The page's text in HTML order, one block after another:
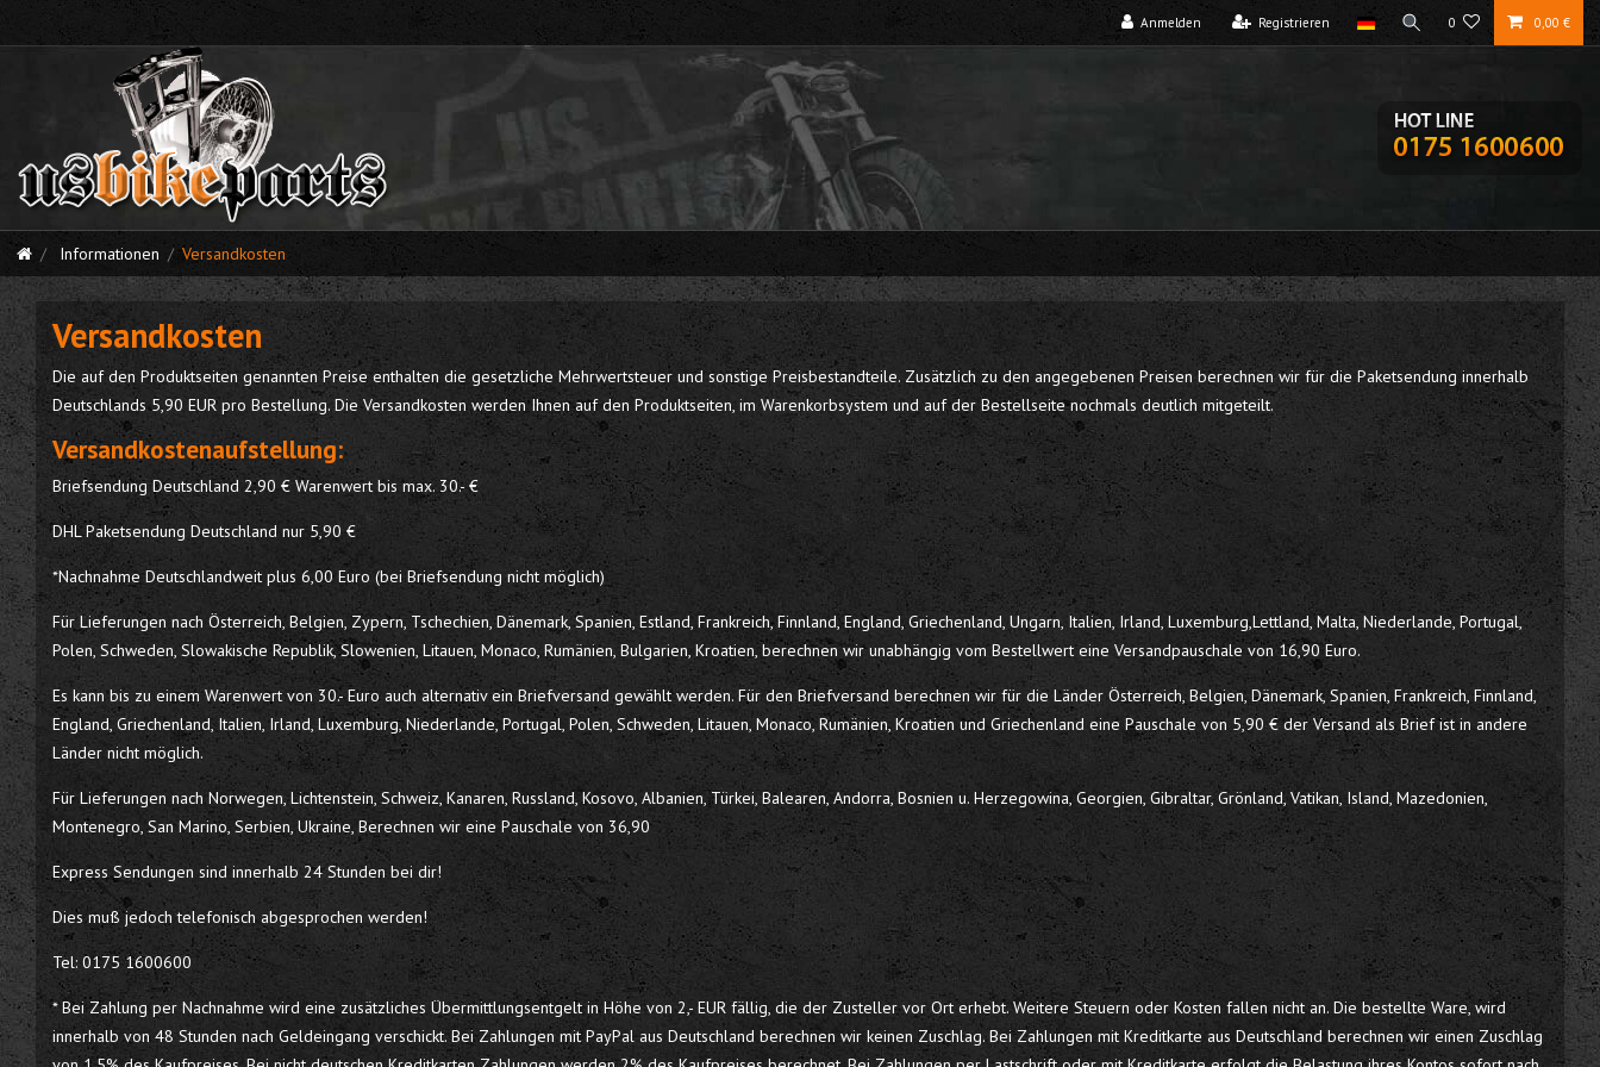
Anmelden Registrieren 0 0,00 €
Informationen Versandkosten
Versandkosten
Die auf den Produktseiten genannten Preise enthalten die gesetzliche Mehrwertsteuer und sonstige Preisbestandteile. Zusätzlich zu den angegebenen Preisen berechnen wir für die Paketsendung innerhalb
Deutschlands 5,90 EUR pro Bestellung. Die Versandkosten werden Ihnen auf den Produktseiten, im Warenkorbsystem und auf der Bestellseite nochmals deutlich mitgeteilt.
Versandkostenaufstellung:
Briefsendung Deutschland 2,90 € Warenwert bis max. 30.- €
DHL Paketsendung Deutschland nur 5,90 €
*Nachnahme Deutschlandweit plus 6,00 Euro (bei Briefsendung nicht möglich)
Für Lieferungen nach Österreich, Belgien, Zypern, Tschechien, Dänemark, Spanien, Estland, Frankreich, Finnland, England, Griechenland, Ungarn, Italien, Irland, Luxemburg,Lettland, Malta, Niederlande, Portugal,
Polen, Schweden, Slowakische Republik, Slowenien, Litauen, Monaco, Rumänien, Bulgarien, Kroatien, berechnen wir unabhängig vom Bestellwert eine Versandpauschale von 16,90 Euro.
Es kann bis zu einem Warenwert von 30.- Euro auch alternativ ein Briefversand gewählt werden. Für den Briefversand berechnen wir für die Länder Österreich, Belgien, Dänemark, Spanien, Frankreich, Finnland,
England, Griechenland, Italien, Irland, Luxemburg, Niederlande, Portugal, Polen, Schweden, Litauen, Monaco, Rumänien, Kroatien und Griechenland eine Pauschale von 5,90 € der Versand als Brief ist in andere
Länder nicht möglich.
Für Lieferungen nach Norwegen, Lichtenstein, Schweiz, Kanaren, Russland, Kosovo, Albanien, Türkei, Balearen, Andorra, Bosnien u. Herzegowina, Georgien, Gibraltar, Grönland, Vatikan, Island, Mazedonien,
Montenegro, San Marino, Serbien, Ukraine, Berechnen wir eine Pauschale von 36,90
Express Sendungen sind innerhalb 24 Stunden bei dir!
Dies muß jedoch telefonisch abgesprochen werden!
Tel: 0175 1600600
* Bei Zahlung per Nachnahme wird eine zusätzliches Übermittlungsentgelt in Höhe von 2,- EUR fällig, die der Zusteller vor Ort erhebt. Weitere Steuern oder Kosten fallen nicht an. Die bestellte Ware, wird
innerhalb von 48 Stunden nach Geldeingang verschickt. Bei Zahlungen mit PayPal aus Deutschland berechnen wir keinen Zuschlag. Bei Zahlungen mit Kreditkarte aus Deutschland berechnen wir einen Zuschlag